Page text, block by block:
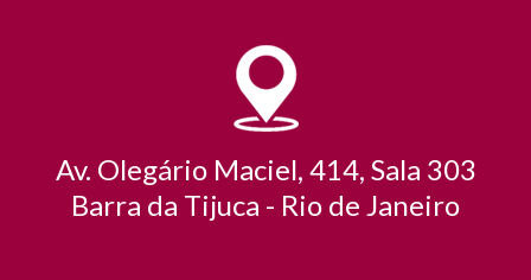
Av. Olegário Maciel, 414, Sala 303
Barra da Tijuca - Rio de Janeiro